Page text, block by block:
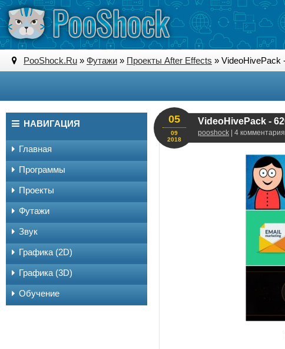
PooShock.Ru » Футажи » Проекты After Effects » VideoHivePack
VideoHivePack -
pooshock | 4
05
09
2018
НАВИГАЦИЯ
Главная
Программы
Проекты
Футажи
Звук
Графика (2D)
Графика (3D)
Обучение